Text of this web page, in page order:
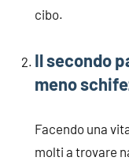
cibo.
Il secondo
meno
Facendo una
molti a trovare